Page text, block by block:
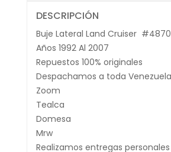
DESCRIPCIÓN
Buje Lateral Land Cruiser
Años 1992 Al 2007
Repuestos 100% originales
Despachamos a toda Venezuela
Zoom
Tealca
Domesa
Mrw
Realizamos entregas